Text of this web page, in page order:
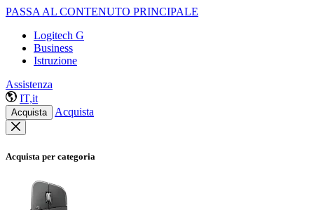
PASSA AL CONTENUTO PRINCIPALE
Logitech G
Business
Istruzione
Assistenza
IT,it
Acquista Acquista
Acquista per categoria